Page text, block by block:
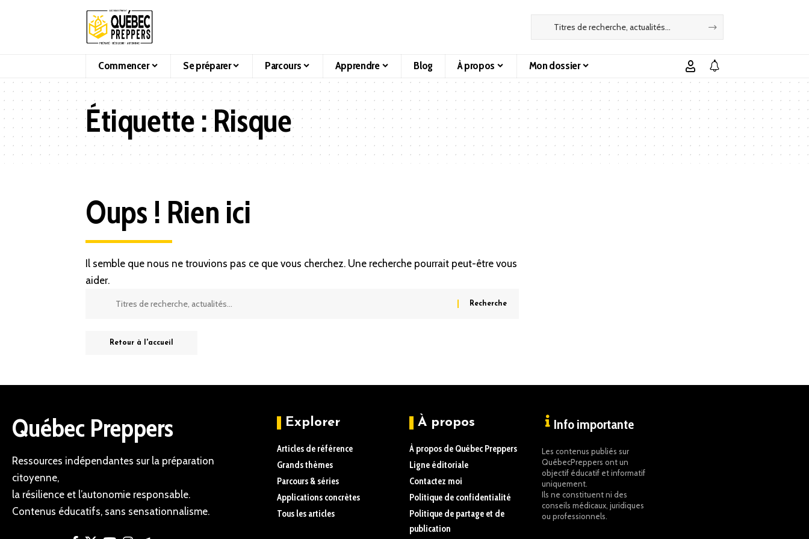
Commencer Se préparer Parcours Apprendre Blog À propos Mon dossier
Étiquette :Risque
Oups ! Rien ici
Il semble que nous ne trouvions pas ce que vous cherchez. Une recherche pourrait peut-être vous
aider.
Retour à l'accueil
Québec Preppers
Ressources indépendantes sur la préparation
citoyenne,
la résilience et l’autonomie responsable.
Contenus éducatifs, sans sensationnalisme.
Explorer
Articles de référence
Grands thèmes
Parcours & séries
Applications concrètes
Tous les articles
À propos
À propos de Québec Preppers
Ligne éditoriale
Contactez moi
Politique de confidentialité
Politique de partage et de
publication
Info importante
Les contenus publiés sur
QuébecPreppers ont un
objectif éducatif et informatif
uniquement.
Ils ne constituent ni des
conseils médicaux, juridiques
ou professionnels.